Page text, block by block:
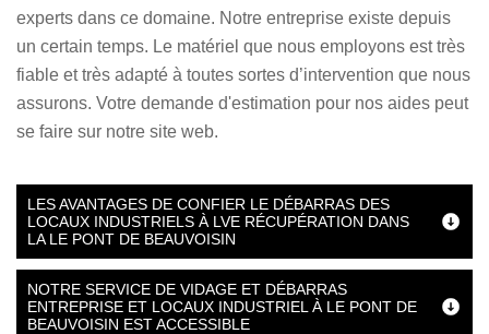
experts dans ce domaine. Notre entreprise existe depuis
un certain temps. Le matériel que nous employons est très
fiable et très adapté à toutes sortes d’intervention que nous
assurons. Votre demande d'estimation pour nos aides peut
se faire sur notre site web.
LES AVANTAGES DE CONFIER LE DÉBARRAS DES
LOCAUX INDUSTRIELS À LVE RÉCUPÉRATION DANS
LA LE PONT DE BEAUVOISIN
NOTRE SERVICE DE VIDAGE ET DÉBARRAS
ENTREPRISE ET LOCAUX INDUSTRIEL À LE PONT DE
BEAUVOISIN EST ACCESSIBLE